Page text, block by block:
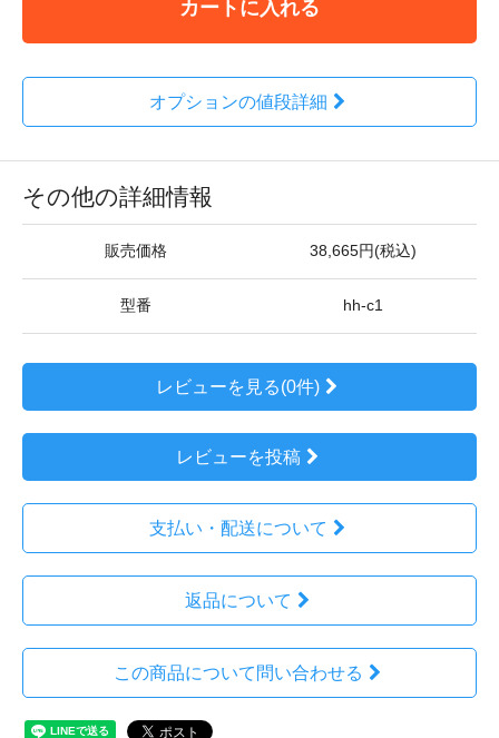
カートに入れる
オプションの値段詳細
その他の詳細情報
販売価格 38,665円(税込)
型番 hh-c1
レビューを見る(0件)
レビューを投稿
支払い・配送について
返品について
この商品について問い合わせる